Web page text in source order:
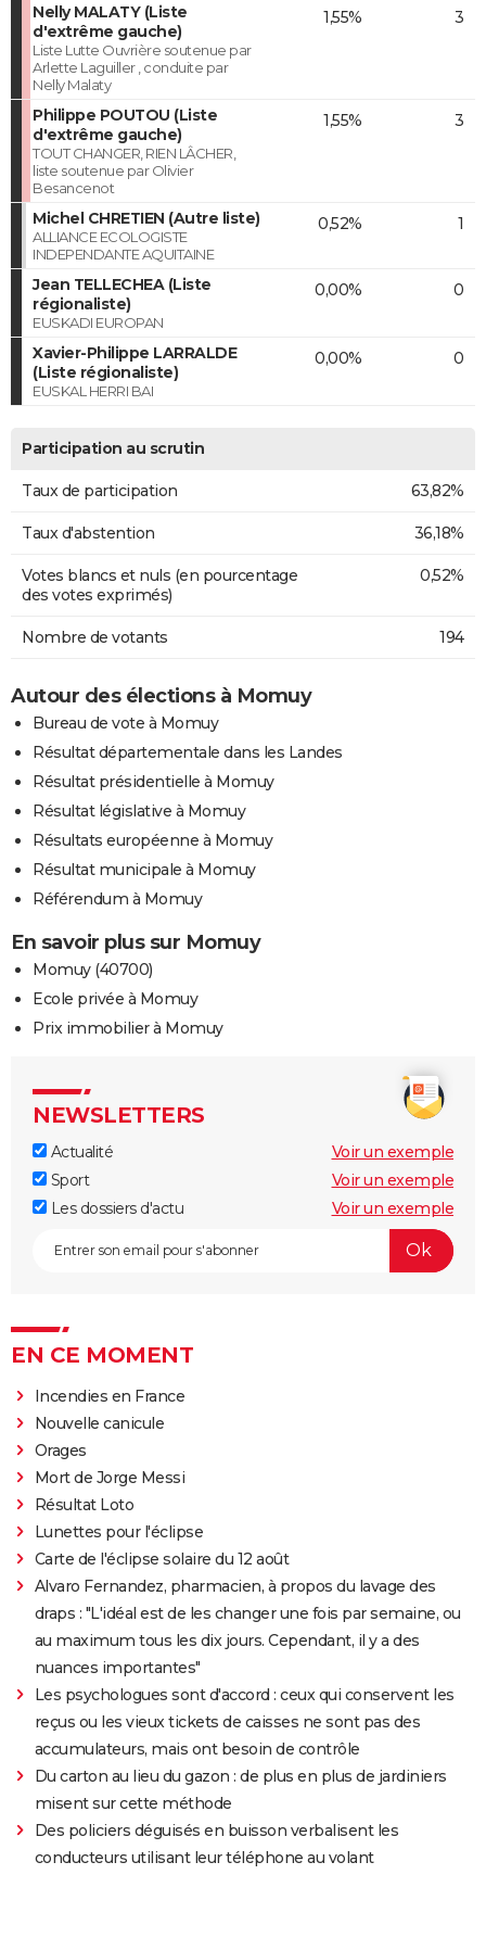
Nelly MALATY (Liste
d'extrême gauche)
Liste Lutte Ouvrière soutenue par
Arlette Laguiller , conduite par
Nelly Malaty
1,55% 3
Philippe POUTOU (Liste
d'extrême gauche)
TOUT CHANGER, RIEN LÂCHER,
liste soutenue par Olivier
Besancenot
1,55% 3
Michel CHRETIEN (Autre liste)
ALLIANCE ECOLOGISTE
INDEPENDANTE AQUITAINE
0,52% 1
Jean TELLECHEA (Liste
régionaliste)
EUSKADI EUROPAN
0,00% 0
Xavier-Philippe LARRALDE
(Liste régionaliste)
EUSKAL HERRI BAI
0,00% 0
Participation au scrutin
Taux de participation 63,82%
Taux d'abstention 36,18%
Votes blancs et nuls (en pourcentage
des votes exprimés)
0,52%
Nombre de votants 194
Autour des élections à Momuy
Bureau de vote à Momuy
Résultat départementale dans les Landes
Résultat présidentielle à Momuy
Résultat législative à Momuy
Résultats européenne à Momuy
Résultat municipale à Momuy
Référendum à Momuy
En savoir plus sur Momuy
Momuy (40700)
Ecole privée à Momuy
Prix immobilier à Momuy
NEWSLETTERS
Actualité
Voir un exemple
Sport
Voir un exemple
Les dossiers d'actu
Voir un exemple
EN CE MOMENT
Incendies en France
Nouvelle canicule
Orages
Mort de Jorge Messi
Résultat Loto
Lunettes pour l'éclipse
Carte de l'éclipse solaire du 12 août
Alvaro Fernandez, pharmacien, à propos du lavage des
draps : "L'idéal est de les changer une fois par semaine, ou
au maximum tous les dix jours. Cependant, il y a des
nuances importantes"
Les psychologues sont d'accord : ceux qui conservent les
reçus ou les vieux tickets de caisses ne sont pas des
accumulateurs, mais ont besoin de contrôle
Du carton au lieu du gazon : de plus en plus de jardiniers
misent sur cette méthode
Des policiers déguisés en buisson verbalisent les
conducteurs utilisant leur téléphone au volant